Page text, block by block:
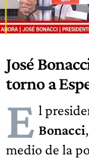
José
torno a
E l
Bonacci
medio de la